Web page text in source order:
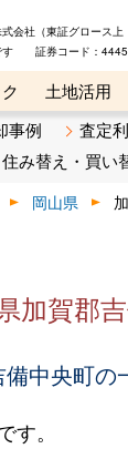
会社（東証グロース上
す 証券コード：4445
土地活用
講座 リビ
事例 査定
住み替え・買い
岡山県
加賀郡
中央町の
。